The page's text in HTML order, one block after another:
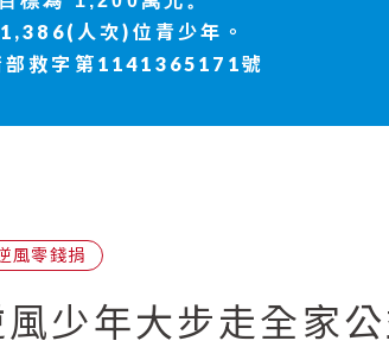
人次)位青少年。
部救字第1141365171號
風零錢捐
少年大步走全家